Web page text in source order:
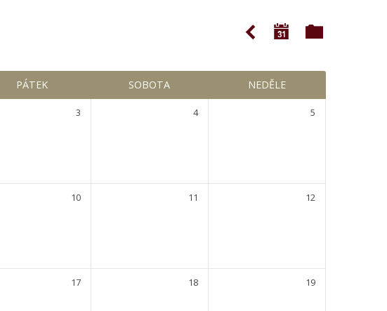
PÁTEK SOBOTA NEDĚLE
3 4 5
10 11 12
17 18 19